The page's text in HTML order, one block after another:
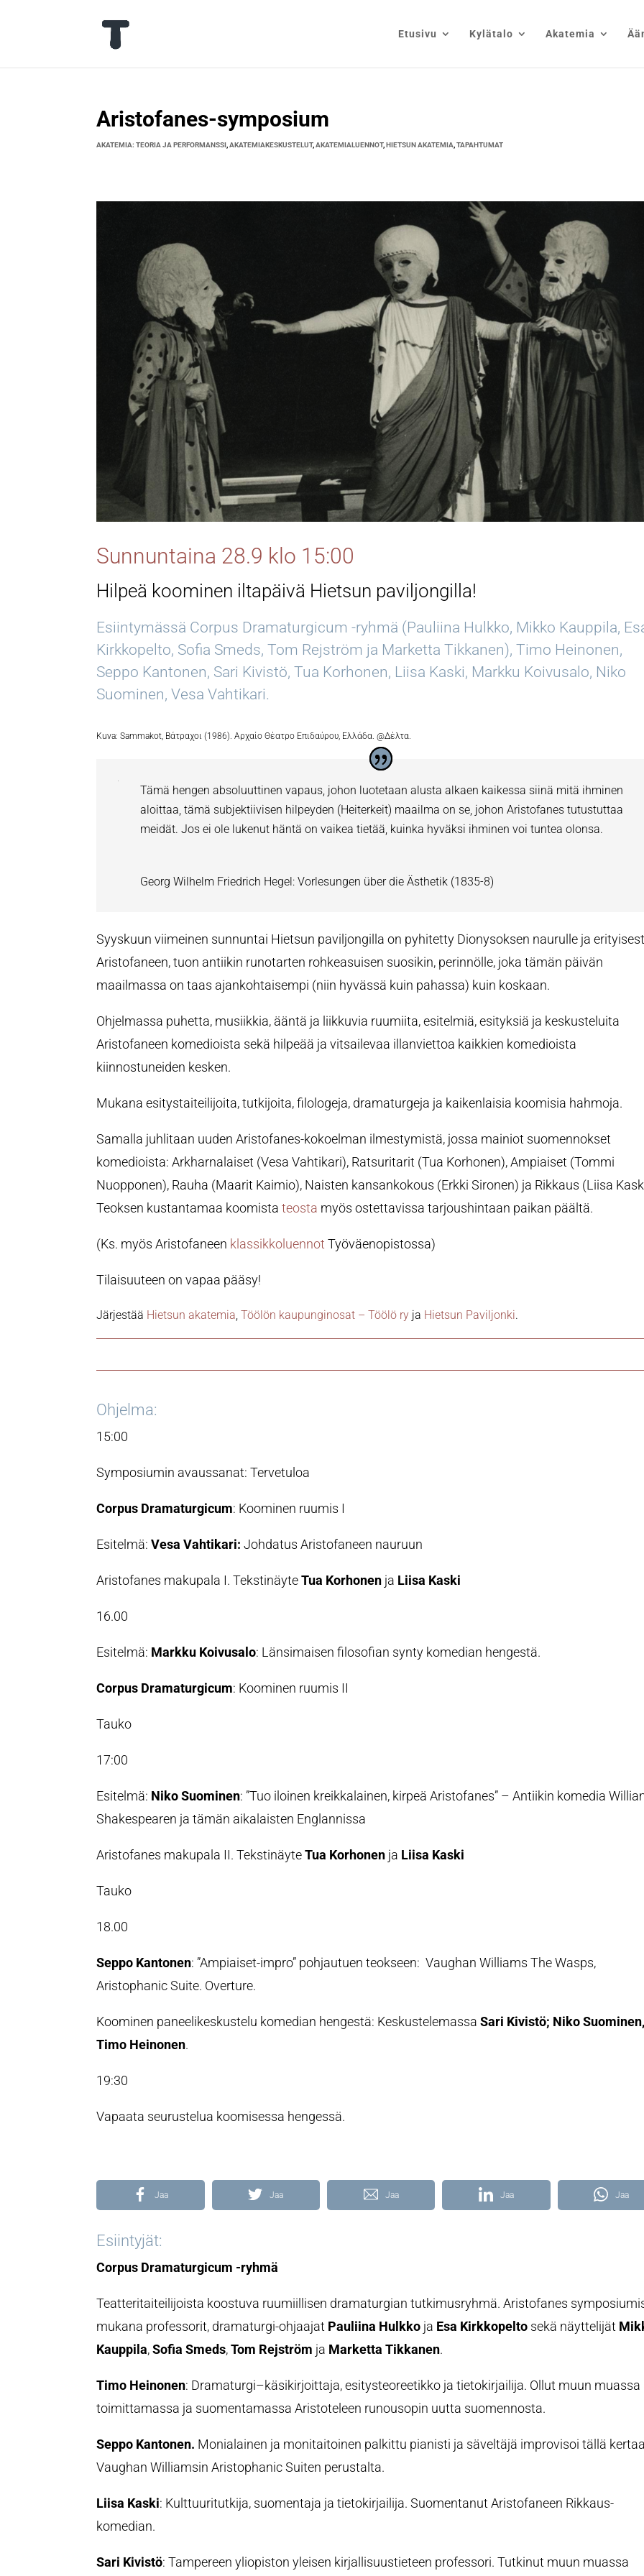
Etusivu Kylätalo Akatemia
Aristofanes-symposium
AKATEMIA: TEORIA JA PERFORMANSSI ,AKATEMIAKESKUSTELUT,AKATEMIALUENNOT,HIETSUN AKATEMIA ,TAPAHTUMAT
Sunnuntaina 28.9 klo 15:00
Hilpeä koominen iltapäivä Hietsun paviljongilla!
Esiintymässä Corpus Dramaturgicum -ryhmä (Pauliina Hulkko, Mikko Kauppila,
Kirkkopelto, Sofia Smeds, Tom Rejström ja Marketta Tikkanen), Timo Heinonen,
Seppo Kantonen, Sari Kivistö, Tua Korhonen, Liisa Kaski, Markku Koivusalo, Niko
Suominen, Vesa Vahtikari.
Kuva: Sammakot, Βάτραχοι (1986). Αρχαίο Θέατρο Επιδαύρου, Ελλάδα.@Δέλτα.
Tämä hengen absoluuttinen vapaus, johon luotetaan alusta alkaen kaikessa siinä mitä ihminen
aloittaa, tämä subjektiivisen hilpeyden (Heiterkeit) maailma on se, johon Aristofanes tutustuttaa
meidät. Jos ei ole lukenut häntä on vaikea tietää, kuinka hyväksi ihminen voi tuntea olonsa.
Georg Wilhelm Friedrich Hegel: Vorlesungen über die Ästhetik (1835-8)
Syyskuun viimeinen sunnuntai Hietsun paviljongilla on pyhitetty Dionysoksen naurulle ja
Aristofaneen, tuon antiikin runotarten rohkeasuisen suosikin, perinnölle, joka tämän päivän
maailmassa on taas ajankohtaisempi (niin hyvässä kuin pahassa) kuin koskaan.
Ohjelmassa puhetta, musiikkia, ääntä ja liikkuvia ruumiita, esitelmiä, esityksiä ja keskusteluita
Aristofaneen komedioista sekä hilpeää ja vitsailevaa illanviettoa kaikkien komedioista
kiinnostuneiden kesken.
Mukana esitystaiteilijoita, tutkijoita, filologeja, dramaturgeja ja kaikenlaisia koomisia hahmoja.
Samalla juhlitaan uuden Aristofanes-kokoelman ilmestymistä, jossa mainiot suomennokset
komedioista: Arkharnalaiset (Vesa Vahtikari), Ratsuritarit (Tua Korhonen), Ampiaiset (Tommi
Nuopponen), Rauha (Maarit Kaimio), Naisten kansankokous (Erkki Sironen) ja Rikkaus (Liisa
Teoksen kustantamaa koomistateosta myös ostettavissa tarjoushintaan paikan päältä.
(Ks. myös Aristofaneen klassikkoluennot Työväenopistossa)
Tilaisuuteen on vapaa pääsy!
Järjestää Hietsun akatemia,Töölön kaupunginosat – Töölö ry ja Hietsun Paviljonki.
Ohjelma:
15:00
Symposiumin avaussanat: Tervetuloa
Corpus Dramaturgicum: Koominen ruumis I
Esitelmä:Vesa Vahtikari: Johdatus Aristofaneen nauruun
Aristofanes makupala I. TekstinäyteTua Korhonen ja Liisa Kaski
16.00
Esitelmä: Markku Koivusalo: Länsimaisen filosofian synty komedian hengestä.
Corpus Dramaturgicum: Koominen ruumis II
Tauko
17:00
Esitelmä: Niko Suominen: ”Tuo iloinen kreikkalainen, kirpeä Aristofanes” – Antiikin komedia
Shakespearen ja tämän aikalaisten Englannissa
Aristofanes makupala II. TekstinäyteTua Korhonen ja Liisa Kaski
Tauko
18.00
Seppo Kantonen: ”Ampiaiset-impro” pohjautuen teokseen: Vaughan Williams The Wasps,
Aristophanic Suite. Overture.
Koominen paneelikeskustelu komedian hengestä: Keskustelemassa Sari Kivistö; Niko
Timo Heinonen.
19:30
Vapaata seurustelua koomisessa hengessä.
Jaa Jaa Jaa Jaa Jaa
Esiintyjät:
Corpus Dramaturgicum -ryhmä
Teatteritaiteilijoista koostuva ruumiillisen dramaturgian tutkimusryhmä. Aristofanes
mukana professorit, dramaturgi-ohjaajat Pauliina Hulkko ja Esa Kirkkopelto sekä näyttelijät
Kauppila,Sofia Smeds,Tom Rejström ja Marketta Tikkanen.
Timo Heinonen: Dramaturgi–käsikirjoittaja, esitysteoreetikko ja tietokirjailija. Ollut muun muassa
toimittamassa ja suomentamassa Aristoteleen runousopin uutta suomennosta.
Seppo Kantonen. Monialainen ja monitaitoinen palkittu pianisti ja säveltäjä improvisoi tällä
Vaughan Williamsin Aristophanic Suiten perustalta.
Liisa Kaski: Kulttuuritutkija, suomentaja ja tietokirjailija. Suomentanut Aristofaneen Rikkaus-
komedian.
Sari Kivistö: Tampereen yliopiston yleisen kirjallisuustieteen professori. Tutkinut muun muassa